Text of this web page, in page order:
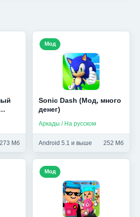
273 Мб
Sonic Dash (Мод, много
денег)
Аркады / На русском
Android 5.1 и выше 252 Мб
Мод
Мод